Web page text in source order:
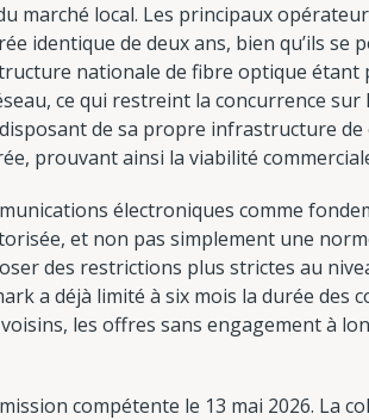
marché local. Les principaux
identique de deux ans, bien qu’ils
nationale de fibre optique
ce qui restreint la concurrence sur
de sa propre infrastructure de
prouvant ainsi la viabilité
électroniques comme
et non pas simplement une
des restrictions plus strictes au
a déjà limité à six mois la durée des
les offres sans engagement à
compétente le 13 mai 2026. La